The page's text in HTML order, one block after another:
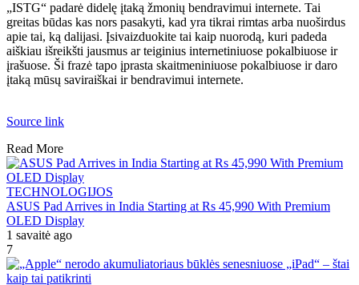
„ISTG“ padarė didelę įtaką žmonių bendravimui internete. Tai
greitas būdas kas nors pasakyti, kad yra tikrai rimtas arba nuoširdus
apie tai, ką dalijasi. Įsivaizduokite tai kaip nuorodą, kuri padeda
aiškiau išreikšti jausmus ar teiginius internetiniuose pokalbiuose ir
įrašuose. Ši frazė tapo įprasta skaitmeniniuose pokalbiuose ir daro
įtaką mūsų saviraiškai ir bendravimui internete.
Source link
Read More
TECHNOLOGIJOS
ASUS Pad Arrives in India Starting at Rs 45,990 With Premium
OLED Display
1 savaitė ago
7